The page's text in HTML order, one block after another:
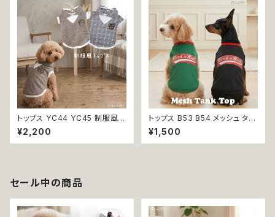
の子 小型犬 おしゃれ かわいい
可愛い 透け感 コットン 返品交
換不可
トップス YC44 YC45 制服風
グレー ブラウン コスチューム コ
スプレ 仮装 女の子 男の子 犬
犬服 小型 猫 服 洋服 ペット do
¥2,200
トップス B53 B54 メッシュ タン
ク スリーブレス ノースリーブ 犬
の服 春 夏 ドックウェア カジュ
アル スリーブレス グリーン ブラ
¥1,500
セール中の商品